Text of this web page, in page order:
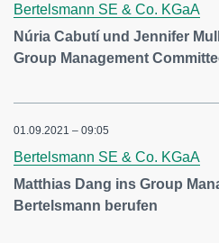
Bertelsmann SE & Co. KGaA
Núria Cabutí und Jennifer
Group Management
01.09.2021 – 09:05
Bertelsmann SE & Co. KGaA
Matthias Dang ins Group
Bertelsmann berufen